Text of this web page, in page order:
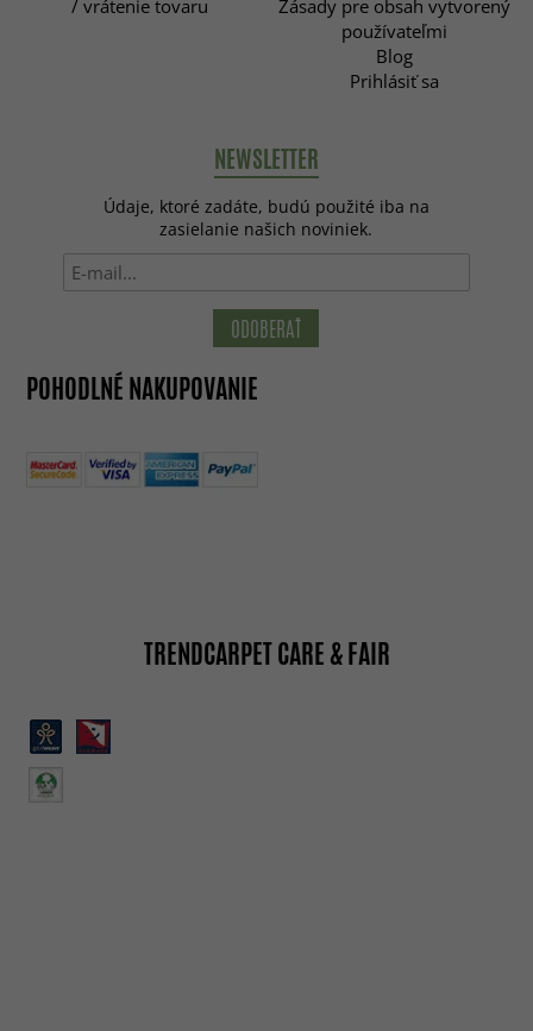
/ vrátenie tovaru
Zásady pre obsah vytvorený
používateľmi
Blog
Prihlásiť sa
NEWSLETTER
Údaje, ktoré zadáte, budú použité iba na
zasielanie našich noviniek.
ODOBERAŤ
POHODLNÉ NAKUPOVANIE
TRENDCARPET CARE & FAIR